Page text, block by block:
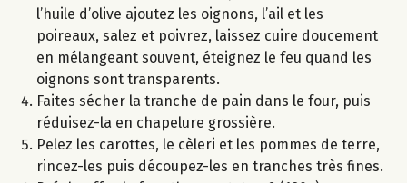
l’huile d’olive ajoutez les oignons, l’ail et les
poireaux, salez et poivrez, laissez cuire doucement
en mélangeant souvent, éteignez le feu quand les
oignons sont transparents.
Faites sécher la tranche de pain dans le four, puis
réduisez-la en chapelure grossière.
Pelez les carottes, le cèleri et les pommes de terre,
rincez-les puis découpez-les en tranches très fines.